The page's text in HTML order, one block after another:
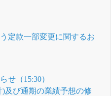
定款一部変更に関するお
せ（15:30）
)及び通期の業績予想の修